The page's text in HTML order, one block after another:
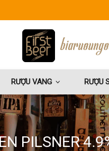
RƯỢU VANG RƯỢU
PILSNER